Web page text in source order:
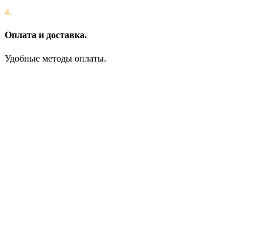
4.
Оплата и доставка.
Удобные методы оплаты.